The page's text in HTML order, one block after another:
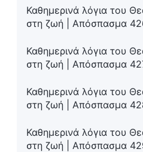
Καθημερινά λόγια του
στη ζωή | Απόσπασμα
Καθημερινά λόγια του
στη ζωή | Απόσπασμα
Καθημερινά λόγια του
στη ζωή | Απόσπασμα
Καθημερινά λόγια του
στη ζωή | Απόσπασμα